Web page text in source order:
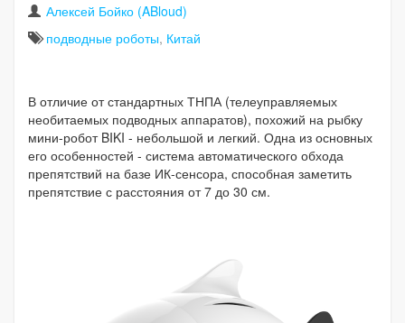
Алексей Бойко (ABloud)
подводные роботы, Китай
В отличие от стандартных ТНПА (телеуправляемых
необитаемых подводных аппаратов), похожий на рыбку
мини-робот BIKI - небольшой и легкий. Одна из основных
его особенностей - система автоматического обхода
препятствий на базе ИК-сенсора, способная заметить
препятствие с расстояния от 7 до 30 см.